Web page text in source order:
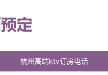
杭州高端ktv订房电话